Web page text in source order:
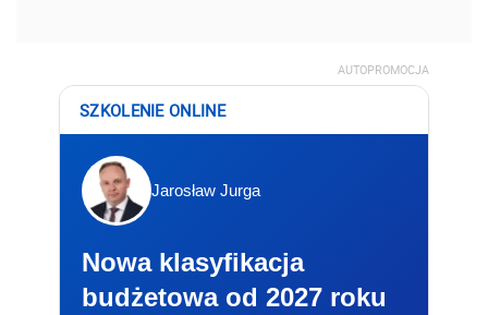
AUTOPROMOCJA
SZKOLENIE ONLINE
Jarosław Jurga
Nowa klasyfikacja
budżetowa od 2027 roku